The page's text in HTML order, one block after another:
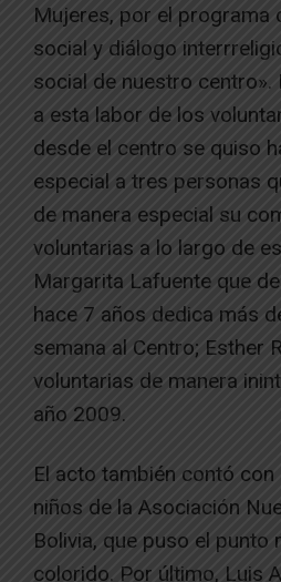
Mujeres, por el programa
social y diálogo
social de nuestro centro».
a esta labor de los
desde el centro se quiso
especial a tres personas
de manera especial su
voluntarias a lo largo de
Margarita Lafuente que
hace 7 años dedica más
semana al Centro; Esther
voluntarias de manera
año 2009.
El acto también contó
niños de la Asociación
Bolivia, que puso el punto
colorido. Por último, Luis